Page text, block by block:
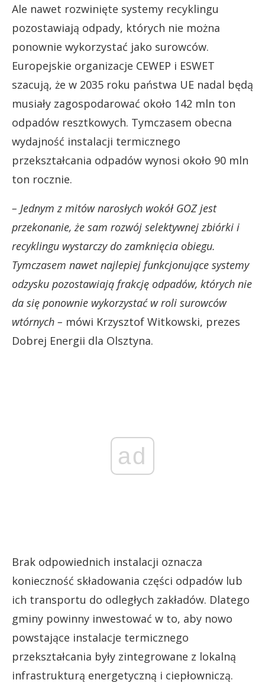
Ale nawet rozwinięte systemy recyklingu
pozostawiają odpady, których nie można
ponownie wykorzystać jako surowców.
Europejskie organizacje CEWEP i ESWET
szacują, że w 2035 roku państwa UE nadal będą
musiały zagospodarować około 142 mln ton
odpadów resztkowych. Tymczasem obecna
wydajność instalacji termicznego
przekształcania odpadów wynosi około 90 mln
ton rocznie.
– Jednym z mitów narosłych wokół GOZ jest
przekonanie, że sam rozwój selektywnej zbiórki i
recyklingu wystarczy do zamknięcia obiegu.
Tymczasem nawet najlepiej funkcjonujące systemy
odzysku pozostawiają frakcję odpadów, których nie
da się ponownie wykorzystać w roli surowców
wtórnych – mówi Krzysztof Witkowski, prezes
Dobrej Energii dla Olsztyna.
ad
Brak odpowiednich instalacji oznacza
konieczność składowania części odpadów lub
ich transportu do odległych zakładów. Dlatego
gminy powinny inwestować w to, aby nowo
powstające instalacje termicznego
przekształcania były zintegrowane z lokalną
infrastrukturą energetyczną i ciepłowniczą.